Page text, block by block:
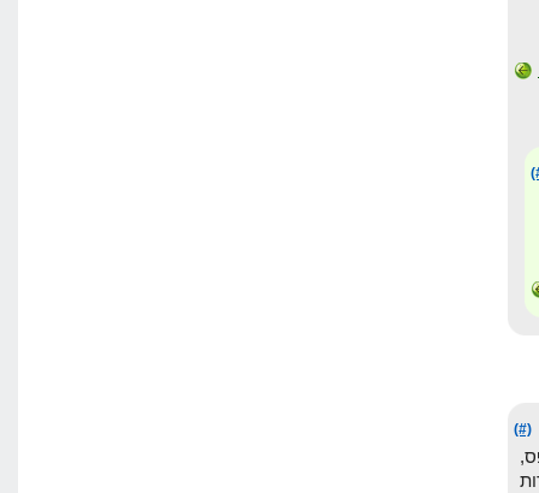
(#)